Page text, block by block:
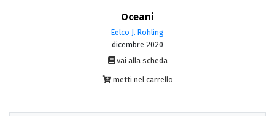
Oceani
Eelco J. Rohling
dicembre 2020
vai alla scheda
metti nel carrello